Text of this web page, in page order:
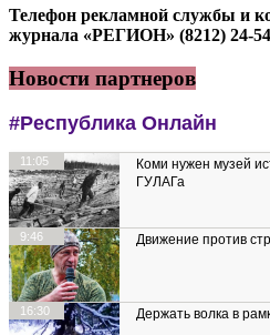
Телефон рекламной службы и
журнала «РЕГИОН» (8212) 24-
Новости партнеров